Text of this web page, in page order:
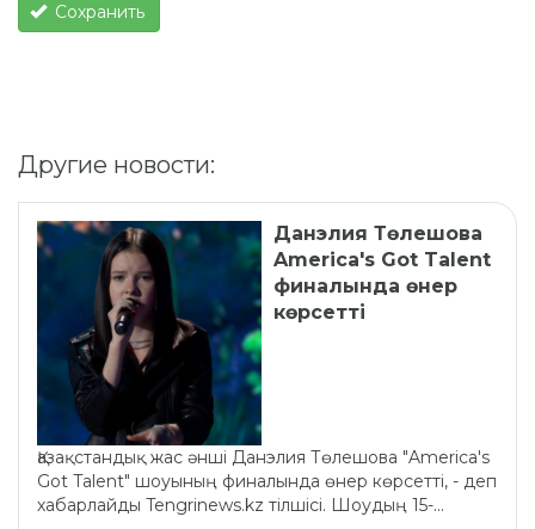
Сохранить
Другие новости:
Данэлия Төлешова
America's Got Talent
финалында өнер
көрсетті
Қазақстандық жас әнші Данэлия Төлешова "America's
Got Talent" шоуының финалында өнер көрсетті, - деп
хабарлайды Tengrinews.kz тілшісі. Шоудың 15-...